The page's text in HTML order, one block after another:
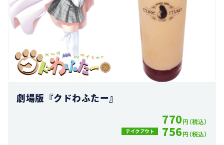
劇場版『クドわふたー』
770円（税込）
テイクアウト 756円（税込）